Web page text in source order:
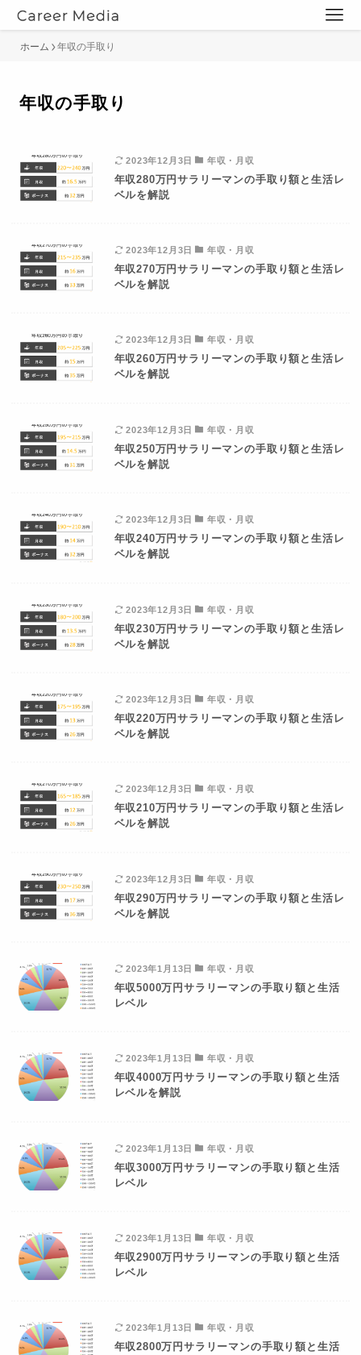
ホーム 年収の手取り
年収の手取り
2023年12月3日 年収・月収
年収280万円サラリーマンの手取り額と生活レ
ベルを解説
2023年12月3日 年収・月収
年収270万円サラリーマンの手取り額と生活レ
ベルを解説
2023年12月3日 年収・月収
年収260万円サラリーマンの手取り額と生活レ
ベルを解説
2023年12月3日 年収・月収
年収250万円サラリーマンの手取り額と生活レ
ベルを解説
2023年12月3日 年収・月収
年収240万円サラリーマンの手取り額と生活レ
ベルを解説
2023年12月3日 年収・月収
年収230万円サラリーマンの手取り額と生活レ
ベルを解説
2023年12月3日 年収・月収
年収220万円サラリーマンの手取り額と生活レ
ベルを解説
2023年12月3日 年収・月収
年収210万円サラリーマンの手取り額と生活レ
ベルを解説
2023年12月3日 年収・月収
年収290万円サラリーマンの手取り額と生活レ
ベルを解説
2023年1月13日 年収・月収
年収5000万円サラリーマンの手取り額と生活
レベル
2023年1月13日 年収・月収
年収4000万円サラリーマンの手取り額と生活
レベルを解説
2023年1月13日 年収・月収
年収3000万円サラリーマンの手取り額と生活
レベル
2023年1月13日 年収・月収
年収2900万円サラリーマンの手取り額と生活
レベル
2023年1月13日 年収・月収
年収2800万円サラリーマンの手取り額と生活